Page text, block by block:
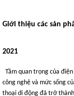
Giới thiệu các sản
2021
Tầm quan trọng của
công nghệ và mức sống
thoại di động đã trở